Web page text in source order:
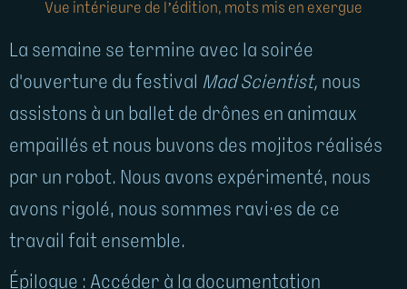
Vue intérieure de l’édition, mots mis en exergue
La semaine se termine avec la soirée
d'ouverture du festival Mad Scientist, nous
assistons à un ballet de drônes en animaux
empaillés et nous buvons des mojitos réalisés
par un robot. Nous avons expérimenté, nous
avons rigolé, nous sommes ravi·es de ce
travail fait ensemble.
Épilogue : Accéder à la documentation